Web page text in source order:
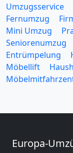
Umzugsservice
Fernumzug
Mini Umzug
Seniorenumzug
Entrümpelung
Möbellift
Europa-